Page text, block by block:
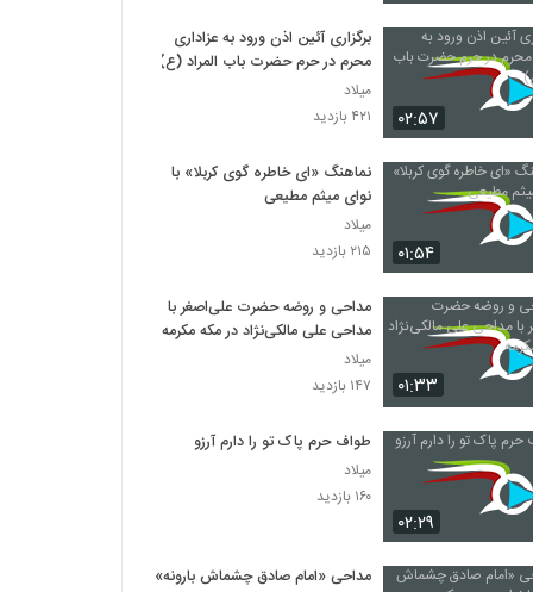
۰۲:۵۷
برگزاری آئین اذن ورود به عزاداری
محرم در حرم حضرت باب المراد (ع)
میلاد
۴۲۱ بازدید
۰۱:۵۴
نماهنگ «ای خاطره گوی کربلا» با
نوای میثم مطیعی
میلاد
۲۱۵ بازدید
۰۱:۳۳
مداحی و روضه حضرت علی‌اصغر با
مداحی علی مالکی‌نژاد در مکه مکرمه
میلاد
۱۴۷ بازدید
۰۲:۲۹
طواف حرم پاک تو را دارم آرزو
میلاد
۱۶۰ بازدید
مداحی «امام صادق چشماش بارونه»